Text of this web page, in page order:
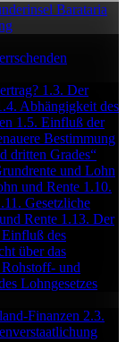
Barataria
1.3. Der
Abhängigkeit des
1.5. Einfluß der
Bestimmung
dritten Grades“
und Lohn
und Rente 1.10.
Gesetzliche
Rente 1.13. Der
des
über das
und
Lohngesetzes
Finanzen 2.3.